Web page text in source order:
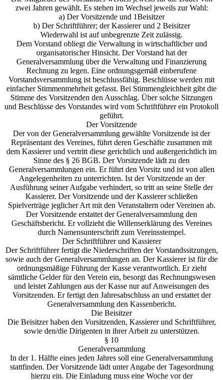
zwei Jahren gewählt. Es stehen im Wechsel jeweils zur Wahl:
a) Der Vorsitzende und 1Beisitzer
b) Der Schriftführer; der Kassierer und 2 Beisitzer
Wiederwahl ist auf unbegrenzte Zeit zulässig.
Dem Vorstand obliegt die Verwaltung in wirtschaftlicher und
organisatorischer Hinsicht. Der Vorstand hat der
Generalversammlung über die Verwaltung und Finanzierung
Rechnung zu legen. Eine ordnungsgemäß einberufene
Vorstandsversammlung ist beschlussfähig. Beschlüsse werden mit
einfacher Stimmenmehrheit gefasst. Bei Stimmengleichheit gibt die
Stimme des Vorsitzenden den Ausschlag. Über solche Sitzungen
und Beschlüsse des Vorstandes wird vom Schriftführer ein Protokoll
geführt.
Der Vorsitzende
Der von der Generalversammlung gewählte Vorsitzende ist der
Repräsentant des Vereines, führt deren Geschäfte zusammen mit
dem Kassierer und vertritt diese gerichtlich und außergerichtlich im
Sinne des § 26 BGB. Der Vorsitzende lädt zu den
Generalversammlungen ein. Er führt den Vorsitz und ist von allen
Angelegenheiten zu unterrichten. Ist der Vorsitzende an der
Ausführung seiner Aufgabe verhindert, so tritt an seine Stelle der
Kassierer. Der Vorsitzende und der Kassierer schließen
Spielverträge jeglicher Art mit den Veranstaltern oder Vereinen ab.
Der Vorsitzende erstattet der Generalversammlung den
Geschäftsbericht. Er vollzieht die Willenserklärung des Vereines
durch Namensunterschrift zum Vereinsstempel.
Der Schriftführer und Kassierer
Der Schriftführer fertigt die Niederschriften der Vorstandssitzungen,
sowie auch der Generalversammlungen an. Der Kassierer ist für die
ordnungsmäßige Führung der Kasse verantwortlich. Er zieht
sämtliche Gelder für den Verein ein, besorgt das Rechnungswesen
und leistet Zahlungen aus der Kasse nur auf Anweisungen des
Vorsitzenden. Er fertigt den Jahresabschluss an und erstattet der
Generalversammlung den Kassenbericht.
Die Beisitzer
Die Beisitzer haben den Vorsitzenden, Kassierer und Schriftführer,
sowie den/die Dirigenten in ihrer Arbeit zu unterstützen.
§ 10
Generalversammlung
In der 1. Hälfte eines jeden Jahres soll eine Generalversammlung
stattfinden. Der Vorsitzende lädt unter Angabe der Tagesordnung
hierzu ein. Die Einladung muss eine Woche vor der